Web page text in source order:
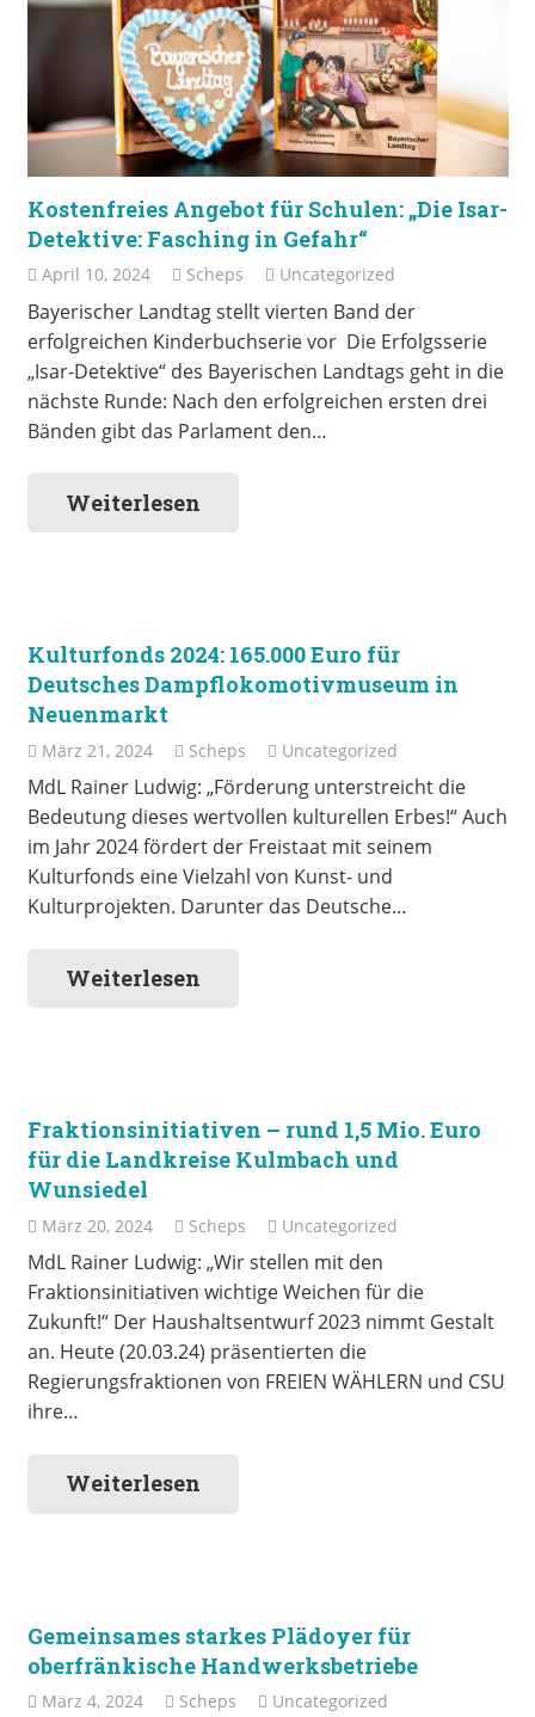
Kostenfreies Angebot für Schulen: „Die Isar-
Detektive: Fasching in Gefahr“
April 10, 2024 Scheps Uncategorized
Bayerischer Landtag stellt vierten Band der
erfolgreichen Kinderbuchserie vor Die Erfolgsserie
„Isar-Detektive“ des Bayerischen Landtags geht in die
nächste Runde: Nach den erfolgreichen ersten drei
Bänden gibt das Parlament den…
Weiterlesen
Kulturfonds 2024: 165.000 Euro für
Deutsches Dampflokomotivmuseum in
Neuenmarkt
März 21, 2024 Scheps Uncategorized
MdL Rainer Ludwig: „Förderung unterstreicht die
Bedeutung dieses wertvollen kulturellen Erbes!“ Auch
im Jahr 2024 fördert der Freistaat mit seinem
Kulturfonds eine Vielzahl von Kunst- und
Kulturprojekten. Darunter das Deutsche…
Weiterlesen
Fraktionsinitiativen – rund 1,5 Mio. Euro
für die Landkreise Kulmbach und
Wunsiedel
März 20, 2024 Scheps Uncategorized
MdL Rainer Ludwig: „Wir stellen mit den
Fraktionsinitiativen wichtige Weichen für die
Zukunft!“ Der Haushaltsentwurf 2023 nimmt Gestalt
an. Heute (20.03.24) präsentierten die
Regierungsfraktionen von FREIEN WÄHLERN und CSU
ihre…
Weiterlesen
Gemeinsames starkes Plädoyer für
oberfränkische Handwerksbetriebe
März 4, 2024 Scheps Uncategorized